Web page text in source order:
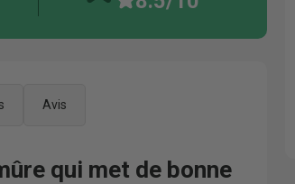
Avis
qui met de bonne